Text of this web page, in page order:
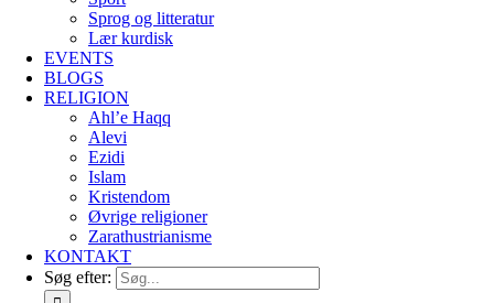
Sprog og litteratur
Lær kurdisk
EVENTS
BLOGS
RELIGION
Ahl’e Haqq
Alevi
Ezidi
Islam
Kristendom
Øvrige religioner
Zarathustrianisme
KONTAKT
Søg efter: